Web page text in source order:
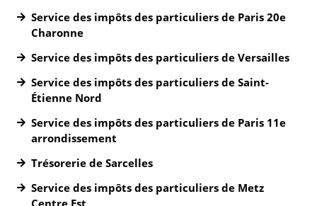
Service des impôts des particuliers de Paris 20e
Charonne
Service des impôts des particuliers de Versailles
Service des impôts des particuliers de Saint-
Étienne Nord
Service des impôts des particuliers de Paris 11e
arrondissement
Trésorerie de Sarcelles
Service des impôts des particuliers de Metz
Centre Est